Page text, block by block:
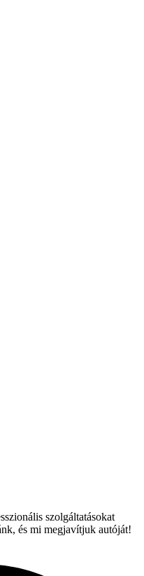
szolgáltatásokat
és mi megjavítjuk autóját!